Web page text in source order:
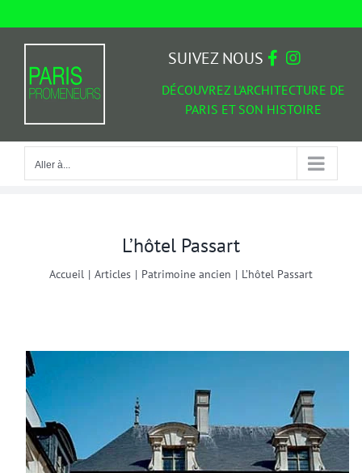
Aller à...
DÉCOUVREZ L'ARCHITECTURE DE
PARIS ET SON HISTOIRE
SUIVEZ NOUS
Aller à...
L’hôtel Passart
Accueil | Articles | Patrimoine ancien | L’hôtel Passart